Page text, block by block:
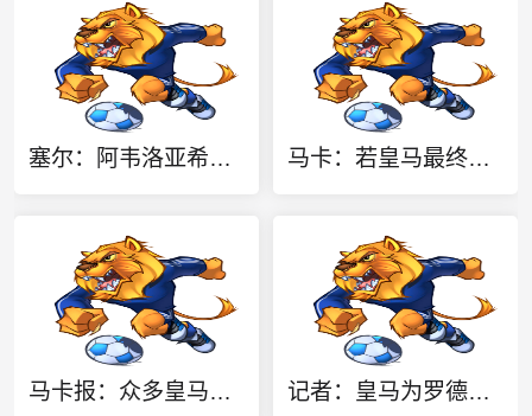
塞尔：阿韦洛亚希望引进皮塔奇，若报价满意皇马不排除放人的可能 马卡：若皇马最终未能签下罗德里，弗洛伦蒂诺必须向外界解释
马卡报：众多皇马球迷社媒留言，呼吁俱乐部签下罗德里 记者：皇马为罗德里开出丰厚报价，球员深表感激但选择了其他邀约